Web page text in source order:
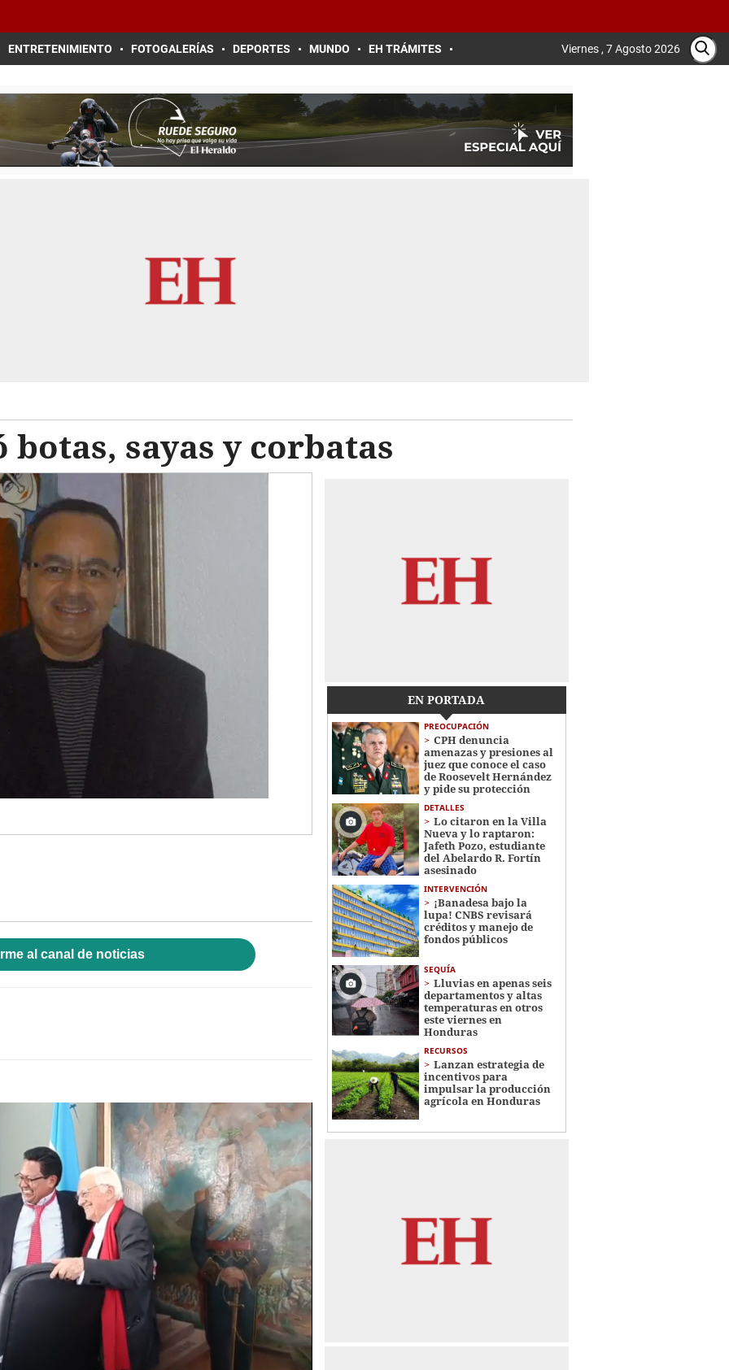
ENTRETENIMIENTO FOTOGALERÍAS DEPORTES MUNDO EH TRÁMITES Viernes , 7 Agosto 2026
botas, sayas y corbatas
al canal de noticias
EN PORTADA
PREOCUPACIÓN
CPH denuncia
amenazas y presiones al
juez que conoce el caso
de Roosevelt Hernández
y pide su protección
DETALLES
Lo citaron en la Villa
Nueva y lo raptaron:
Jafeth Pozo, estudiante
del Abelardo R. Fortín
asesinado
INTERVENCIÓN
¡Banadesa bajo la
lupa! CNBS revisará
créditos y manejo de
fondos públicos
SEQUÍA
Lluvias en apenas seis
departamentos y altas
temperaturas en otros
este viernes en
Honduras
RECURSOS
Lanzan estrategia de
incentivos para
impulsar la producción
agrícola en Honduras